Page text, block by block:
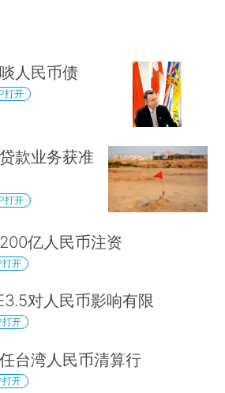
人民币债
打开
款业务获准
打开
亿人民币注资
打开
对人民币影响有限
打开
台湾人民币清算行
打开